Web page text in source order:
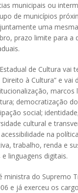
municipais ou
de municípios
uma
prazo limite para a
de Cultura vai
à Cultura” e vai
marcos
democratização
social;
cultural e
na
trabalho, renda e
linguagens digitais.
ministra do Supremo
e já exerceu os